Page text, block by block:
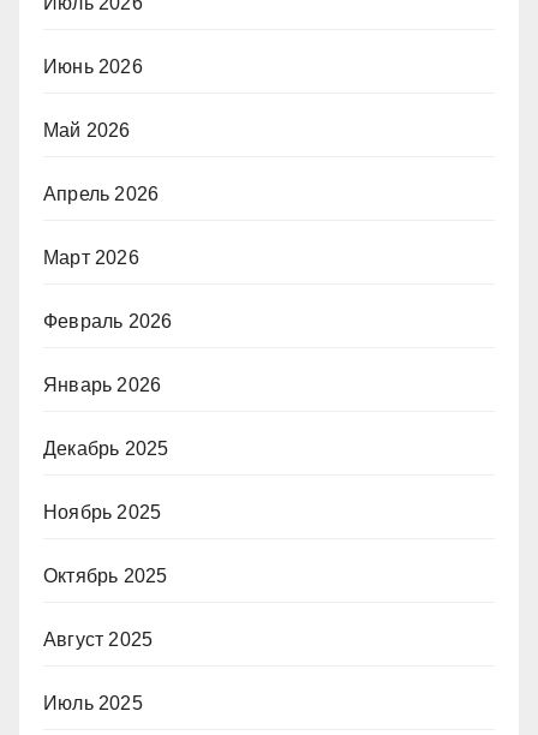
Июнь 2026
Май 2026
Апрель 2026
Март 2026
Февраль 2026
Январь 2026
Декабрь 2025
Ноябрь 2025
Октябрь 2025
Август 2025
Июль 2025